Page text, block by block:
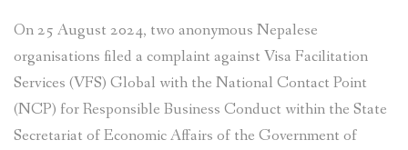
On 25 August 2024, two anonymous Nepalese
organisations filed a complaint against Visa Facilitation
Services (VFS) Global with the National Contact Point
(NCP) for Responsible Business Conduct within the State
Secretariat of Economic Affairs of the Government of